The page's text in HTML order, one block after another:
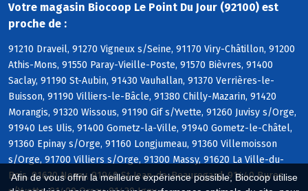
Afin de vous offrir la meilleure expérience possible, Biocoop utilise
Votre magasin Biocoop Le Point Du Jour (92100) est
proche de :
91210 Draveil, 91270 Vigneux s/Seine, 91170 Viry-Châtillon, 91200
Athis-Mons, 91550 Paray-Vieille-Poste, 91570 Bièvres, 91400
Saclay, 91190 St-Aubin, 91430 Vauhallan, 91370 Verrières-le-
Buisson, 91190 Villiers-le-Bâcle, 91380 Chilly-Mazarin, 91420
Morangis, 91320 Wissous, 91190 Gif s/Yvette, 91260 Juvisy s/Orge,
91940 Les Ulis, 91400 Gometz-la-Ville, 91940 Gometz-le-Châtel,
91360 Epinay s/Orge, 91160 Longjumeau, 91360 Villemoisson
s/Orge, 91700 Villiers s/Orge, 91300 Massy, 91620 La Ville-du-
Bois, 91620 Nozay, 91940 St-Jean-de-Beauregard, 91440 Bures